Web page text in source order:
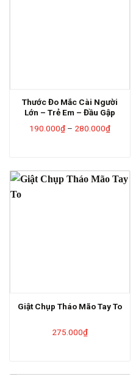
Thước Đo Mắc Cài Người
Lớn – Trẻ Em – Đầu Gập
190.000₫ – 280.000₫Khoảng
đến
Giật Chụp Tháo Mão Tay To
275.000₫